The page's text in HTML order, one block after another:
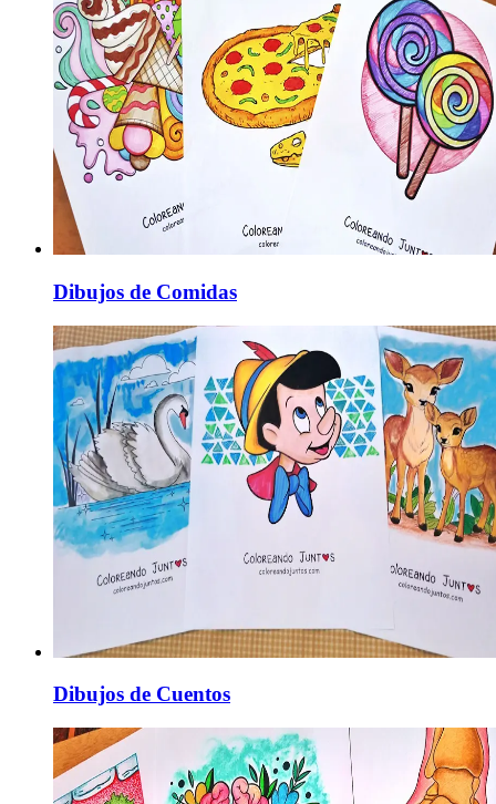
Dibujos de Comidas
Dibujos de Cuentos